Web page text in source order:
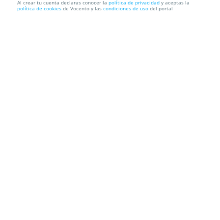
Menú para 2 en La Burguesita y SUR te invita a 2
Al crear tu cuenta declaras conocer la política de privacidad y aceptas la
política de cookies de Vocento y las condiciones de uso del portal